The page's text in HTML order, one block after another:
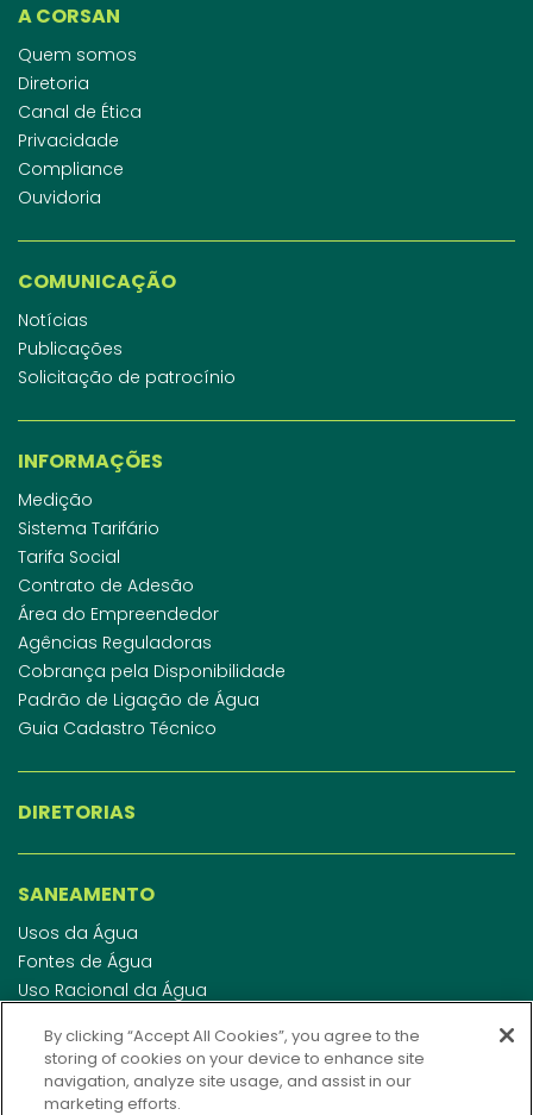
A CORSAN
Quem somos
Diretoria
Canal de Ética
Privacidade
Compliance
Ouvidoria
COMUNICAÇÃO
Notícias
Publicações
Solicitação de patrocínio
INFORMAÇÕES
Medição
Sistema Tarifário
Tarifa Social
Contrato de Adesão
Área do Empreendedor
Agências Reguladoras
Cobrança pela Disponibilidade
Padrão de Ligação de Água
Guia Cadastro Técnico
DIRETORIAS
SANEAMENTO
Usos da Água
Fontes de Água
Uso Racional da Água
Esgotamento Sanitário
Regulamento de Água e Esgoto
Indicadores de qualidade da água
By clicking “Accept All Cookies”, you agree to the
storing of cookies on your device to enhance site
navigation, analyze site usage, and assist in our
marketing efforts.